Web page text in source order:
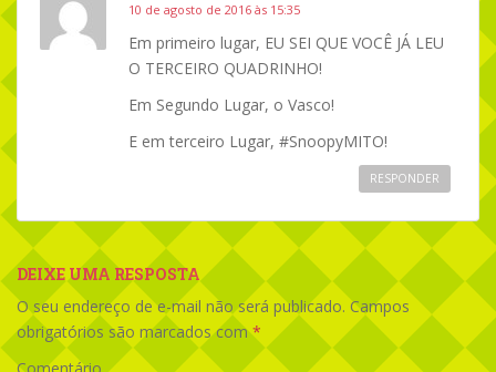
10 de agosto de 2016 às 15:35
Em primeiro lugar, EU SEI QUE VOCÊ JÁ LEU
O TERCEIRO QUADRINHO!
Em Segundo Lugar, o Vasco!
E em terceiro Lugar, #SnoopyMITO!
RESPONDER
DEIXE UMA RESPOSTA
O seu endereço de e-mail não será publicado. Campos
obrigatórios são marcados com*